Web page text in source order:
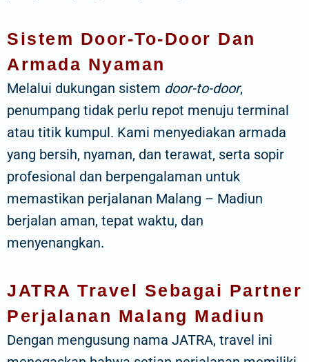
Sistem Door-To-Door Dan
Armada Nyaman
Melalui dukungan sistem door-to-door,
penumpang tidak perlu repot menuju terminal
atau titik kumpul. Kami menyediakan armada
yang bersih, nyaman, dan terawat, serta sopir
profesional dan berpengalaman untuk
memastikan perjalanan Malang – Madiun
berjalan aman, tepat waktu, dan
menyenangkan.
JATRA Travel Sebagai Partner
Perjalanan Malang Madiun
Dengan mengusung nama JATRA, travel ini